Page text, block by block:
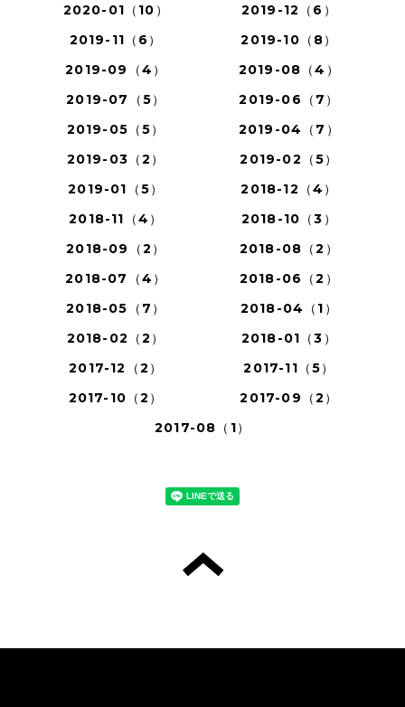
2020-01（10）
2019-12（6）
2019-11（6）
2019-10（8）
2019-09（4）
2019-08（4）
2019-07（5）
2019-06（7）
2019-05（5）
2019-04（7）
2019-03（2）
2019-02（5）
2019-01（5）
2018-12（4）
2018-11（4）
2018-10（3）
2018-09（2）
2018-08（2）
2018-07（4）
2018-06（2）
2018-05（7）
2018-04（1）
2018-02（2）
2018-01（3）
2017-12（2）
2017-11（5）
2017-10（2）
2017-09（2）
2017-08（1）